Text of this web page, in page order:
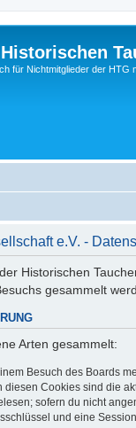
für Nichtmitglieder der HTG
e.V. -
Historischen
gesammelt
Arten gesammelt:
Besuch des Boards
Cookies sind die
sofern du nicht
und eine